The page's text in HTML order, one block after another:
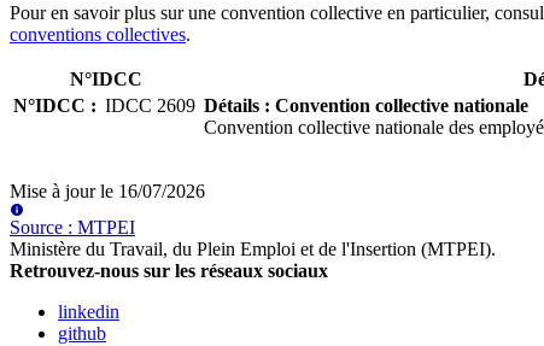
Pour en savoir plus sur une convention collective en particulier,
conventions collectives.
N°IDCC
N°IDCC : IDCC 2609 Détails : Convention collective nationale
Convention collective nationale des
Mise à jour le 16/07/2026
Source : MTPEI
Ministère du Travail, du Plein Emploi et de l'Insertion (MTPEI).
Retrouvez-nous sur les réseaux sociaux
linkedin
github